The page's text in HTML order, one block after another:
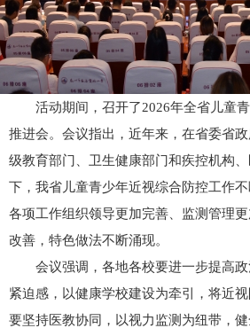
活动期间，召开了2026年全省儿童
推进会。会议指出，近年来，在省委省
级教育部门、卫生健康部门和疾控机构
下，我省儿童青少年近视综合防控工作不
各项工作组织领导更加完善、监测管理
改善，特色做法不断涌现。
会议强调，各地各校要进一步提高政
紧迫感，以健康学校建设为牵引，将近视
要坚持医教协同，以视力监测为纽带，